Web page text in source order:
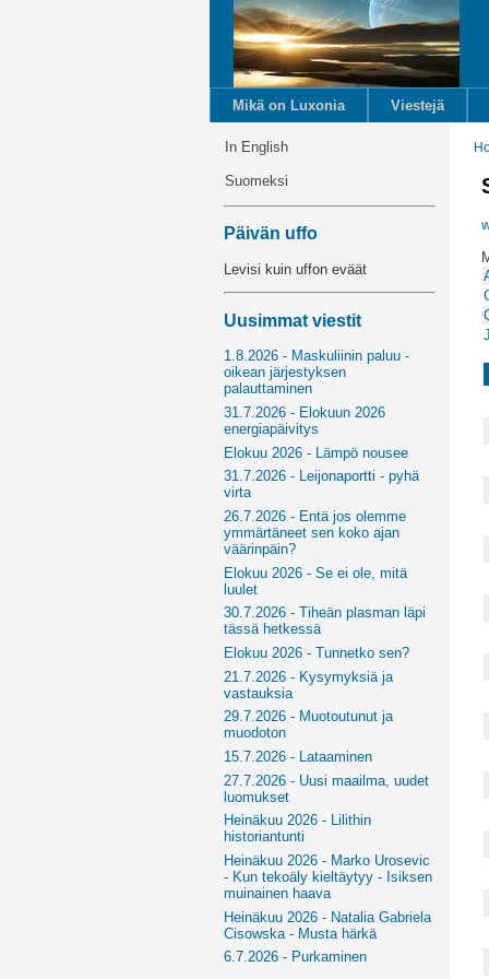
Mikä on Luxonia Viestejä
In English
Suomeksi
Päivän uffo
Levisi kuin uffon eväät
Uusimmat viestit
1.8.2026 - Maskuliinin paluu -
oikean järjestyksen
palauttaminen
31.7.2026 - Elokuun 2026
energiapäivitys
Elokuu 2026 - Lämpö nousee
31.7.2026 - Leijonaportti - pyhä
virta
26.7.2026 - Entä jos olemme
ymmärtäneet sen koko ajan
väärinpäin?
Elokuu 2026 - Se ei ole, mitä
luulet
30.7.2026 - Tiheän plasman läpi
tässä hetkessä
Elokuu 2026 - Tunnetko sen?
21.7.2026 - Kysymyksiä ja
vastauksia
29.7.2026 - Muotoutunut ja
muodoton
15.7.2026 - Lataaminen
27.7.2026 - Uusi maailma, uudet
luomukset
Heinäkuu 2026 - Lilithin
historiantunti
Heinäkuu 2026 - Marko Urosevic
- Kun tekoäly kieltäytyy - Isiksen
muinainen haava
Heinäkuu 2026 - Natalia Gabriela
Cisowska - Musta härkä
6.7.2026 - Purkaminen